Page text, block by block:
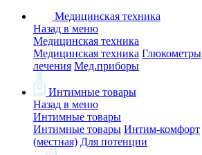
Медицинская техника
Назад в меню
Медицинская техника
Медицинская техника Глюкометры
лечения Мед.приборы
Интимные товары
Назад в меню
Интимные товары
Интимные товары Интим-комфорт
(местная) Для потенции